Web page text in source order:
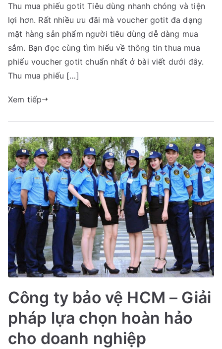
mua
phiếu
Gotit
Tiêu
dùng
Thu mua phiếu gotit Tiêu dùng nhanh chóng và tiện
lợi hơn. Rất nhiều ưu đãi mà voucher gotit đa dạng
mặt hàng sản phẩm người tiêu dùng dễ dàng mua
sắm. Bạn đọc cùng tìm hiểu về thông tin thua mua
phiếu voucher gotit chuẩn nhất ở bài viết dưới đây.
Thu mua phiếu […]
Xem tiếp
Công ty bảo vệ HCM – Giải
pháp lựa chọn hoàn hảo
cho doanh nghiệp